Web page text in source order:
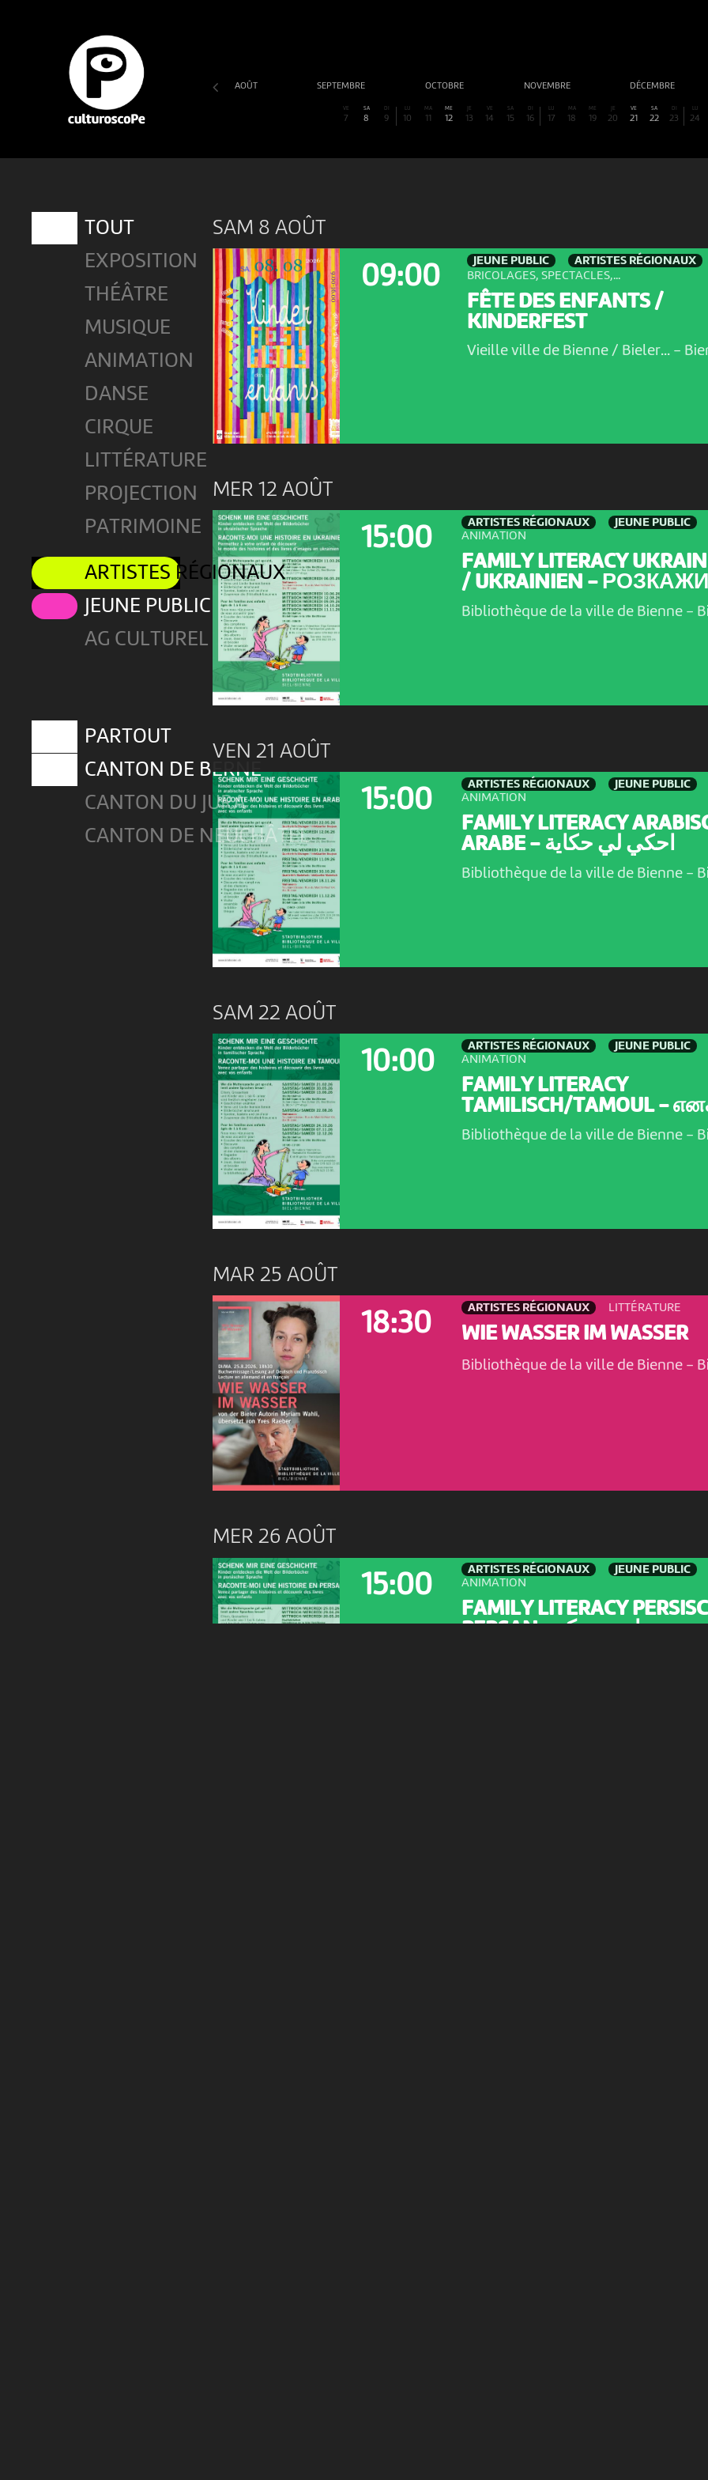
AOÛT SEPTEMBRE OCTOBRE NOVEMBRE DÉCEMBRE
VE
7
SA
8
DI
9
LU
10
MA
11
ME
12
JE
13
VE
14
SA
15
DI
16
LU
17
MA
18
ME
19
JE
20
VE
21
SA
22
DI
23
LU
24
TOUT
EXPOSITION
THÉÂTRE
MUSIQUE
ANIMATION
DANSE
CIRQUE
LITTÉRATURE
PROJECTION
PATRIMOINE
ARTISTES RÉGIONAUX
JEUNE PUBLIC
AG CULTUREL
PARTOUT
CANTON DE BERNE
CANTON DU JURA
CANTON DE NEUCHÂTEL
SAM 8 AOÛT
09:00
JEUNE PUBLIC ARTISTES RÉGIONAUX
BRICOLAGES, SPECTACLES,...
FÊTE DES ENFANTS /
KINDERFEST
Vieille ville de Bienne / Bieler... -
MER 12 AOÛT
15:00
ARTISTES RÉGIONAUX
JEUNE PUBLIC
ANIMATION
FAMILY LITERACY
/ UKRAINIEN -
Bibliothèque de la ville de Bienne -
VEN 21 AOÛT
15:00
ARTISTES RÉGIONAUX
JEUNE PUBLIC
ANIMATION
FAMILY LITERACY
ARABE - احكي لي حكاية
Bibliothèque de la ville de Bienne -
SAM 22 AOÛT
10:00
ARTISTES RÉGIONAUX
JEUNE PUBLIC
ANIMATION
FAMILY LITERACY
TAMILISCH/TAMOUL -
Bibliothèque de la ville de Bienne -
MAR 25 AOÛT
18:30
ARTISTES RÉGIONAUX LITTÉRATURE
WIE WASSER IM WASSER
Bibliothèque de la ville de Bienne -
MER 26 AOÛT
15:00
ARTISTES RÉGIONAUX
JEUNE PUBLIC
ANIMATION
FAMILY LITERACY
PERSAN - برای من یک...